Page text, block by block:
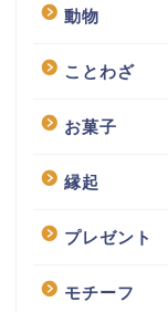
動物
ことわざ
お菓子
縁起
プレゼント
モチーフ